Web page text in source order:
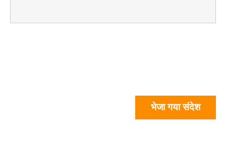
भेजा गया संदेश